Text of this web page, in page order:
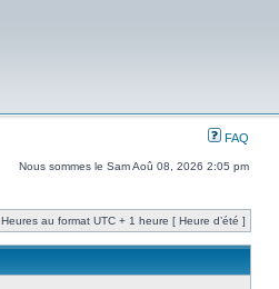
FAQ
Nous sommes le Sam Aoû 08, 2026 2:05 pm
Heures au format UTC + 1 heure [ Heure d’été ]